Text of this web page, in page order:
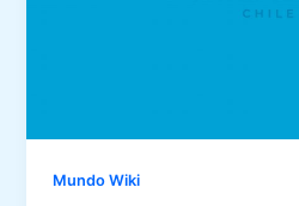
Mundo Wiki